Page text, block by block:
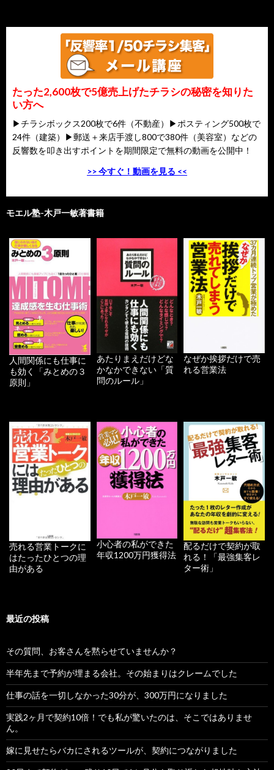
たった2,600枚で5億売上げたチラシの秘密を知りた
い方へ
▶チラシボックス200枚で6件（不動産）▶ポスティング500枚で
24件（建築）▶郵送＋来店手渡し800で380件（美容室）などの
反響数を叩き出すポイントを期間限定で無料の動画を公開中！
>> 今すぐ！動画を見る <<
モエル塾-木戸一敏著書籍
人間関係にも仕事に
も効く「みとめの３
原則」
あたりまえだけどな
かなかできない「質
問のルール」
なぜか挨拶だけで売
れる営業法
売れる営業トークに
はたったひとつの理
由がある
小心者の私ができた
年収1200万円獲得法
配るだけで契約が取
れる！「最強集客レ
ター術」
最近の投稿
その質問、お客さんを黙らせていませんか？
半年先まで予約が埋まる会社。その始まりはクレームでした
仕事の話を一切しなかった30分が、300万円になりました
実践2ヶ月で契約10倍！でも私が驚いたのは、そこではありませ
ん。
嫁に見せたらバカにされるツールが、契約につながりました